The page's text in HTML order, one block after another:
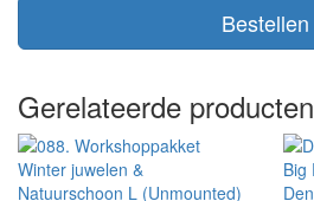
Bestellen
Gerelateerde producten